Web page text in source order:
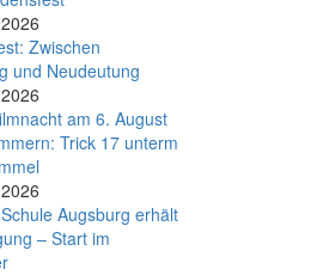
Zwischen
und Neudeutung
am 6. August
Trick 17 unterm
Augsburg erhält
– Start im